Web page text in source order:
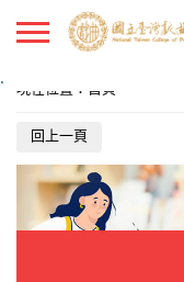
.
現在位置 ： 首頁
回上一頁